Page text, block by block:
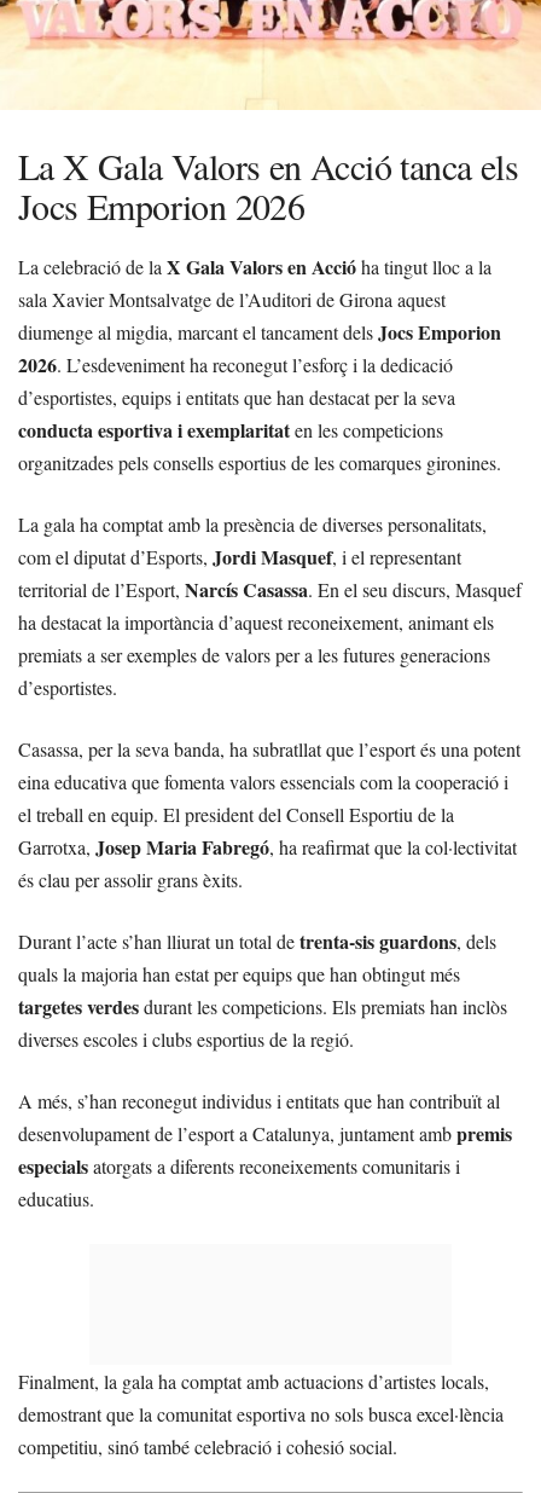
La X Gala Valors en Acció tanca els
Jocs Emporion 2026
La celebració de la X Gala Valors en Accióha tingut lloc a la
sala Xavier Montsalvatge de l’Auditori de Girona aquest
diumenge al migdia, marcant el tancament delsJocs Emporion
2026. L’esdeveniment ha reconegut l’esforç i la dedicació
d’esportistes, equips i entitats que han destacat per la seva
conducta esportiva i exemplaritaten les competicions
organitzades pels consells esportius de les comarques gironines.
La gala ha comptat amb la presència de diverses personalitats,
com el diputat d’Esports, Jordi Masquef, i el representant
territorial de l’Esport, Narcís Casassa. En el seu discurs, Masquef
ha destacat la importància d’aquest reconeixement, animant els
premiats a ser exemples de valors per a les futures generacions
d’esportistes.
Casassa, per la seva banda, ha subratllat que l’esport és una potent
eina educativa que fomenta valors essencials com la cooperació i
el treball en equip. El president del Consell Esportiu de la
Garrotxa, Josep Maria Fabregó, ha reafirmat que la col·lectivitat
és clau per assolir grans èxits.
Durant l’acte s’han lliurat un total detrenta-sis guardons, dels
quals la majoria han estat per equips que han obtingut més
targetes verdesdurant les competicions. Els premiats han inclòs
diverses escoles i clubs esportius de la regió.
A més, s’han reconegut individus i entitats que han contribuït al
desenvolupament de l’esport a Catalunya, juntament ambpremis
especialsatorgats a diferents reconeixements comunitaris i
educatius.
Finalment, la gala ha comptat amb actuacions d’artistes locals,
demostrant que la comunitat esportiva no sols busca excel·lència
competitiu, sinó també celebració i cohesió social.